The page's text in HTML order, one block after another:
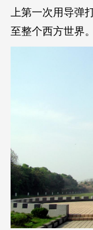
上第一次用导弹
至整个西方世界。